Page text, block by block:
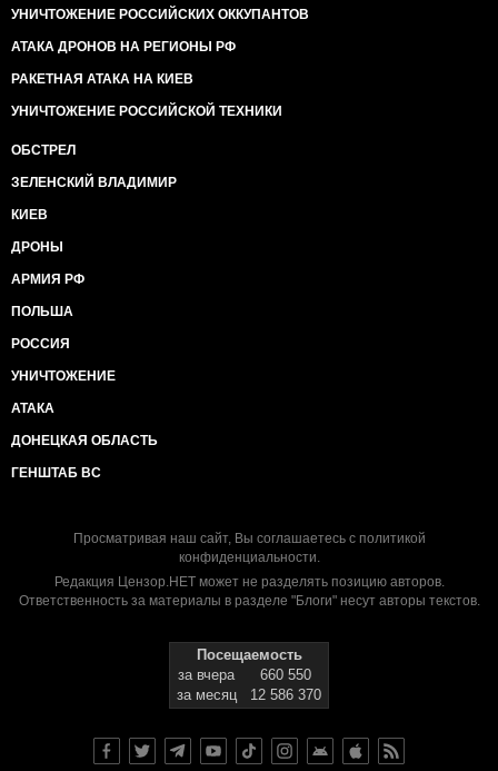
УНИЧТОЖЕНИЕ РОССИЙСКИХ ОККУПАНТОВ
АТАКА ДРОНОВ НА РЕГИОНЫ РФ
РАКЕТНАЯ АТАКА НА КИЕВ
УНИЧТОЖЕНИЕ РОССИЙСКОЙ ТЕХНИКИ
ОБСТРЕЛ
ЗЕЛЕНСКИЙ ВЛАДИМИР
КИЕВ
ДРОНЫ
АРМИЯ РФ
ПОЛЬША
РОССИЯ
УНИЧТОЖЕНИЕ
АТАКА
ДОНЕЦКАЯ ОБЛАСТЬ
ГЕНШТАБ ВС
Просматривая наш сайт, Вы соглашаетесь с политикой
конфиденциальности.
Редакция Цензор.НЕТ может не разделять позицию авторов.
Ответственность за материалы в разделе "Блоги" несут авторы текстов.
Посещаемость
за вчера
660 550
за месяц
12 586 370